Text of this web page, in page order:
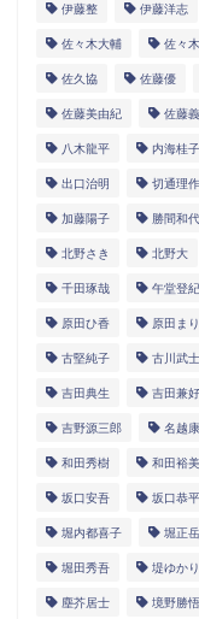
伊藤整 伊藤洋志
佐々木大輔 佐々
佐久協 佐藤優
佐藤美由紀 佐藤
八木龍平 内海桂子
出口治明 切通理作
加藤陽子 勝間和代
北野さき 北野大
千田琢哉 午堂登
原田ひ香 原田ま
古堅純子 古川武士
吉田典生 吉田兼好
吉野源三郎 名越
和田秀樹 和田裕美
坂口安吾 坂口恭平
堀内都喜子 堀正岳
堀田秀吾 堤ゆかり
塵芥居士 境野勝悟